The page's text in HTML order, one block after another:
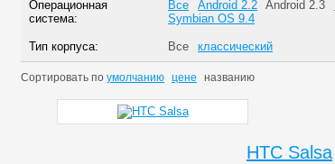
Операционная
система:
Все Android 2.2 Android 2.3
Symbian OS 9.4
Тип корпуса: Все классический
Сортировать по умолчанию цене названию
HTC Salsa